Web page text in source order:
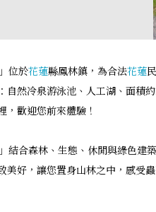
位於花蓮縣鳳林鎮，為合法花蓮
自然冷泉游泳池、人工湖、面積
，歡迎您前來體驗！
結合森林、生態、休閒與綠色建
美好，讓您置身山林之中，感受